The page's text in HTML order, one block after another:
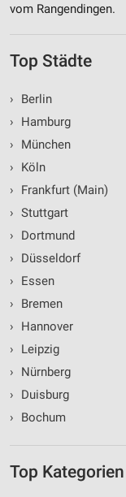
vom Rangendingen.
Top Städte
›
Berlin
›
Hamburg
›
München
›
Köln
›
Frankfurt (Main)
› Stuttgart
›
Dortmund
›
Düsseldorf
›
Essen
›
Bremen
›
Hannover
›
Leipzig
›
Nürnberg
›
Duisburg
›
Bochum
Top Kategorien